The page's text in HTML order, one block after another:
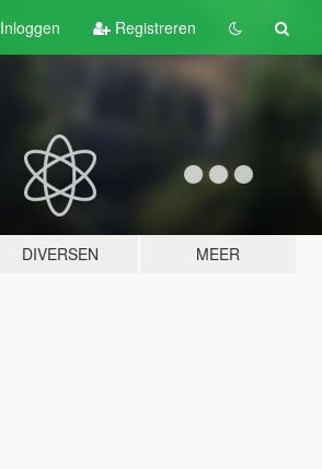
Inloggen Registreren
DIVERSEN MEER